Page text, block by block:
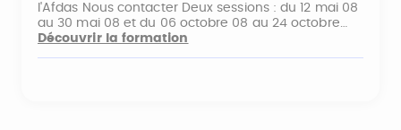
l'Afdas Nous contacter Deux sessions : du 12 mai 08
au 30 mai 08 et du 06 octobre 08 au 24 octobre…
Découvrir la formation